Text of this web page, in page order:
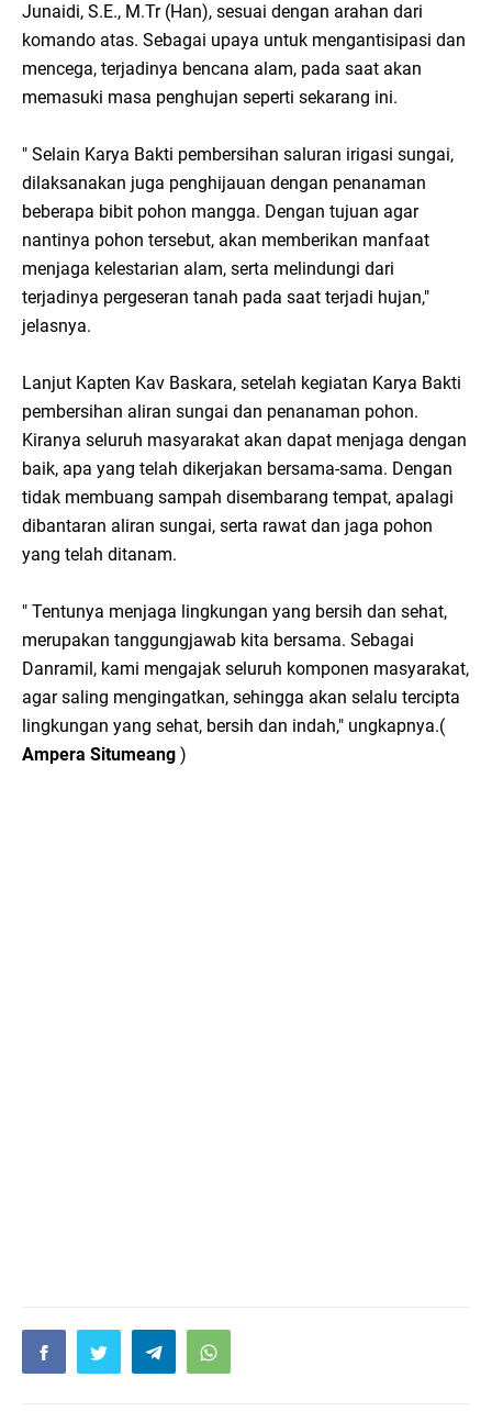
Junaidi, S.E., M.Tr (Han), sesuai dengan arahan dari
komando atas. Sebagai upaya untuk mengantisipasi dan
mencega, terjadinya bencana alam, pada saat akan
memasuki masa penghujan seperti sekarang ini.
" Selain Karya Bakti pembersihan saluran irigasi sungai,
dilaksanakan juga penghijauan dengan penanaman
beberapa bibit pohon mangga. Dengan tujuan agar
nantinya pohon tersebut, akan memberikan manfaat
menjaga kelestarian alam, serta melindungi dari
terjadinya pergeseran tanah pada saat terjadi hujan,"
jelasnya.
Lanjut Kapten Kav Baskara, setelah kegiatan Karya Bakti
pembersihan aliran sungai dan penanaman pohon.
Kiranya seluruh masyarakat akan dapat menjaga dengan
baik, apa yang telah dikerjakan bersama-sama. Dengan
tidak membuang sampah disembarang tempat, apalagi
dibantaran aliran sungai, serta rawat dan jaga pohon
yang telah ditanam.
" Tentunya menjaga lingkungan yang bersih dan sehat,
merupakan tanggungjawab kita bersama. Sebagai
Danramil, kami mengajak seluruh komponen masyarakat,
agar saling mengingatkan, sehingga akan selalu tercipta
lingkungan yang sehat, bersih dan indah," ungkapnya.(
Ampera Situmeang )